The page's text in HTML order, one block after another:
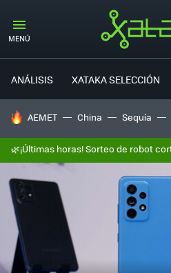
MENÚ
ANÁLISIS XATAKA SELECCIÓN
HOY SE HABLA DE
AEMET China Sequía
🌿¡Últimas horas! Sorteo de robot